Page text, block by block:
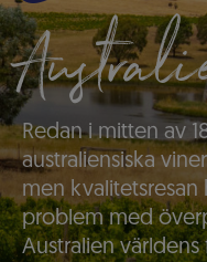
Redan i mitten av
australiensiska
men kvalitetsresan
problem med
Australien